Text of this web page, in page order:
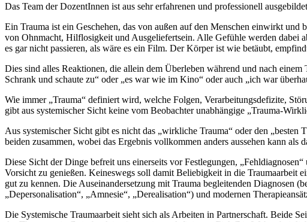
Das Team der DozentInnen ist aus sehr erfahrenen und professionell
Ein Trauma ist ein Geschehen, das von außen auf den Menschen einwirkt
von Ohnmacht, Hilflosigkeit und Ausgeliefertsein. Alle Gefühle werden dabei
es gar nicht passieren, als wäre es ein Film. Der Körper ist wie betäubt,
Dies sind alles Reaktionen, die allein dem Überleben während und nach
Schrank und schaute zu“ oder „es war wie im Kino“ oder auch „ich war
Wie immer „Trauma“ definiert wird, welche Folgen, Verarbeitungsdefizite,
gibt aus systemischer Sicht keine vom Beobachter unabhängige „Trauma-
Aus systemischer Sicht gibt es nicht das „wirkliche Trauma“ oder den
beiden zusammen, wobei das Ergebnis vollkommen anders aussehen kann als
Diese Sicht der Dinge befreit uns einerseits vor Festlegungen,
Vorsicht zu genießen. Keineswegs soll damit Beliebigkeit in die Traumaarbeit
gut zu kennen. Die Auseinandersetzung mit Trauma begleitenden Diagnosen
„Depersonalisation“, „Amnesie“, „Derealisation“) und modernen
Die Systemische Traumaarbeit sieht sich als Arbeiten in Partnerschaft. Beide